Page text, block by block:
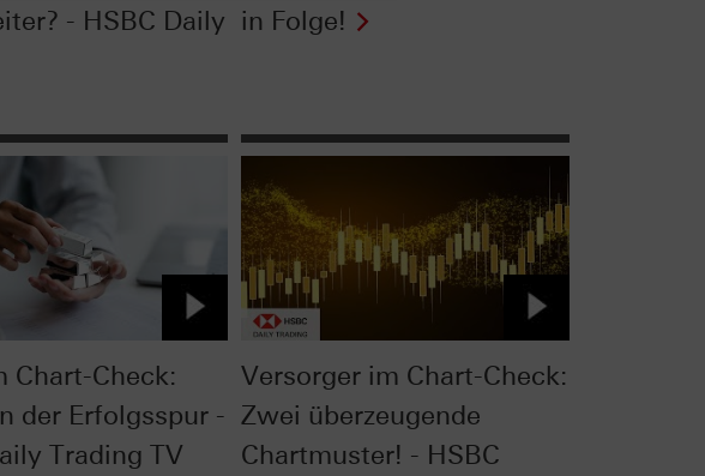
- HSBC Daily in Folge!
Chart-Check:
der Erfolgsspur -
Trading TV
Versorger im Chart-Check:
Zwei überzeugende
Chartmuster! - HSBC